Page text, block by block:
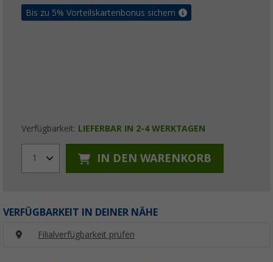
Bis zu 5% Vorteilskartenbonus sichern
Verfügbarkeit: LIEFERBAR IN 2-4 WERKTAGEN
1 IN DEN WARENKORB
VERFÜGBARKEIT IN DEINER NÄHE
Filialverfügbarkeit prüfen